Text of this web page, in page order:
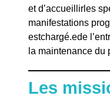
et d’accueillirles
manifestations
estchargé.ede
la maintenance du
Les